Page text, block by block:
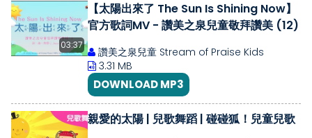
03:37
【太陽出來了 The Sun Is Shining Now】
官方歌詞MV - 讚美之泉兒童敬拜讚美 (12)
讚美之泉兒童 Stream of Praise Kids
3.31 MB
DOWNLOAD MP3
親愛的太陽 | 兒歌舞蹈 | 碰碰狐！兒童兒歌